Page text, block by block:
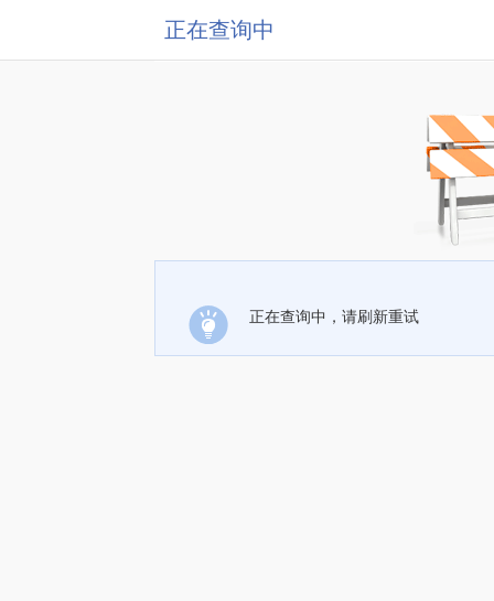
正在查询中
正在查询中，请刷新重试